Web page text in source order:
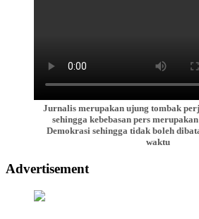
Jurnalis merupakan ujung tombak
sehingga kebebasan pers
Demokrasi sehingga tidak boleh
waktu
Advertisement